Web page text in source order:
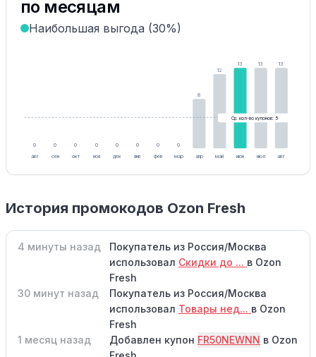
по месяцам
Наибольшая выгода (30%)
0
авг
0
сен
0
окт
0
ноя
0
дек
0
янв
0
фев
0
мар
8
апр
12
май
13
июн
13
июл
13
авг
Ср. кол-во купонов: 5
История промокодов Ozon Fresh
4 минуты назад
Покупатель из Россия/Москва
использовал Скидки до ... в Ozon
Fresh
30 минут назад
Покупатель из Россия/Москва
использовал Товары нед... в Ozon
Fresh
1 месяц назад
Добавлен купон FR50NEWNN в Ozon